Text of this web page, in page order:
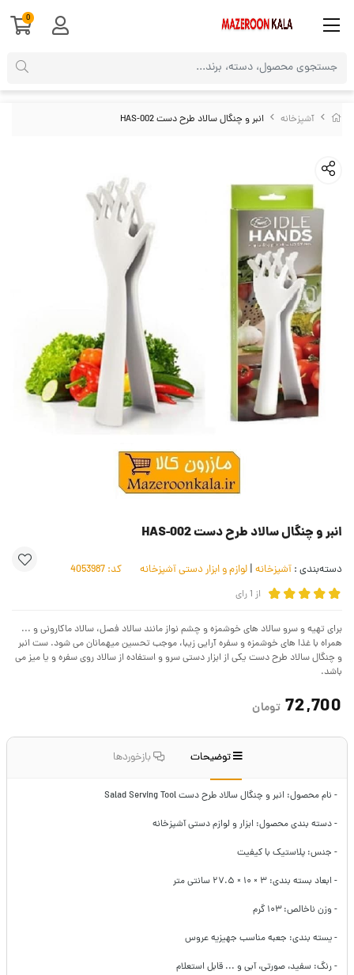
آشپزخانه انبر و چنگال سالاد طرح دست HAS-002
انبر و چنگال سالاد طرح دست HAS-002
دسته‌بندی : آشپزخانه | لوازم و ابزار دستی آشپزخانه کد:
از 1رای
برای تهیه و سرو سالاد های خوشمزه و چشم نواز مانند سالاد فصل، سالاد ماکارونی و ...
همراه با غذا های خوشمزه و سفره آرایی زیبا، موجب تحسین میهمانان می شود. ست انبر
و چنگال سالاد طرح دست یکی از ابزار دستی سرو و استفاده از سالاد روی سفره و یا میز می
باشد.
72,700 تومان
توضیحات بازخوردها
- نام محصول: انبر و چنگال سالاد طرح دست Salad Serving Tool
- دسته بندی محصول: ابزار و لوازم دستی آشپزخانه
- جنس: پلاستیک با کیفیت
- ابعاد بسته بندی: ۳ × ۱۰ × ۲۷.۵ سانتی متر
- وزن ناخالص: ۱۰۳ گرم
- یسته بندی: جعبه مناسب جهیزیه عروس
- رنگ: سفید، صورتی، آبی و ... قابل استعلام
0